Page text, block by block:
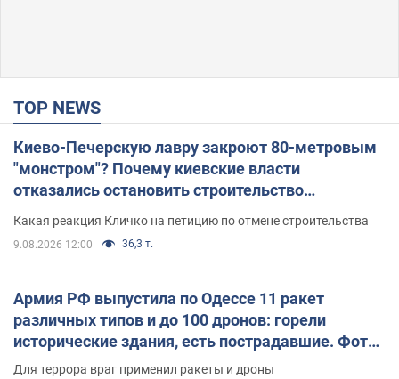
TOP NEWS
Киево-Печерскую лавру закроют 80-метровым
"монстром"? Почему киевские власти
отказались остановить строительство
небоскреба "московского верующего"
Какая реакция Кличко на петицию по отмене строительства
9.08.2026 12:00 36,3 т.
Армия РФ выпустила по Одессе 11 ракет
различных типов и до 100 дронов: горели
исторические здания, есть пострадавшие. Фото
и видео
Для террора враг применил ракеты и дроны